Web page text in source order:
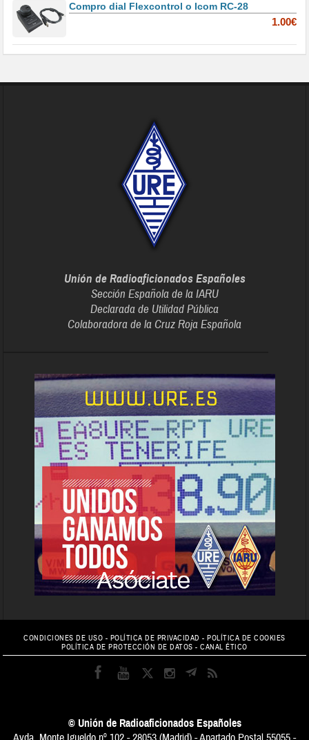
Compro dial Flexcontrol o Icom RC-28
1.00€
Unión de Radioaficionados Españoles
Sección Española de la IARU
Declarada de Utilidad Pública
Colaboradora de la Cruz Roja Española
CONDICIONES DE USO - POLÍTICA DE PRIVACIDAD - POLÍTICA DE COOKIES
POLÍTICA DE PROTECCIÓN DE DATOS -CANAL ÉTICO
© Unión de Radioaficionados Españoles